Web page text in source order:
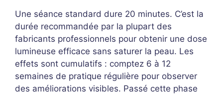
Une séance standard dure 20 minutes. C’est la
durée recommandée par la plupart des
fabricants professionnels pour obtenir une dose
lumineuse efficace sans saturer la peau. Les
effets sont cumulatifs : comptez 6 à 12
semaines de pratique régulière pour observer
des améliorations visibles. Passé cette phase